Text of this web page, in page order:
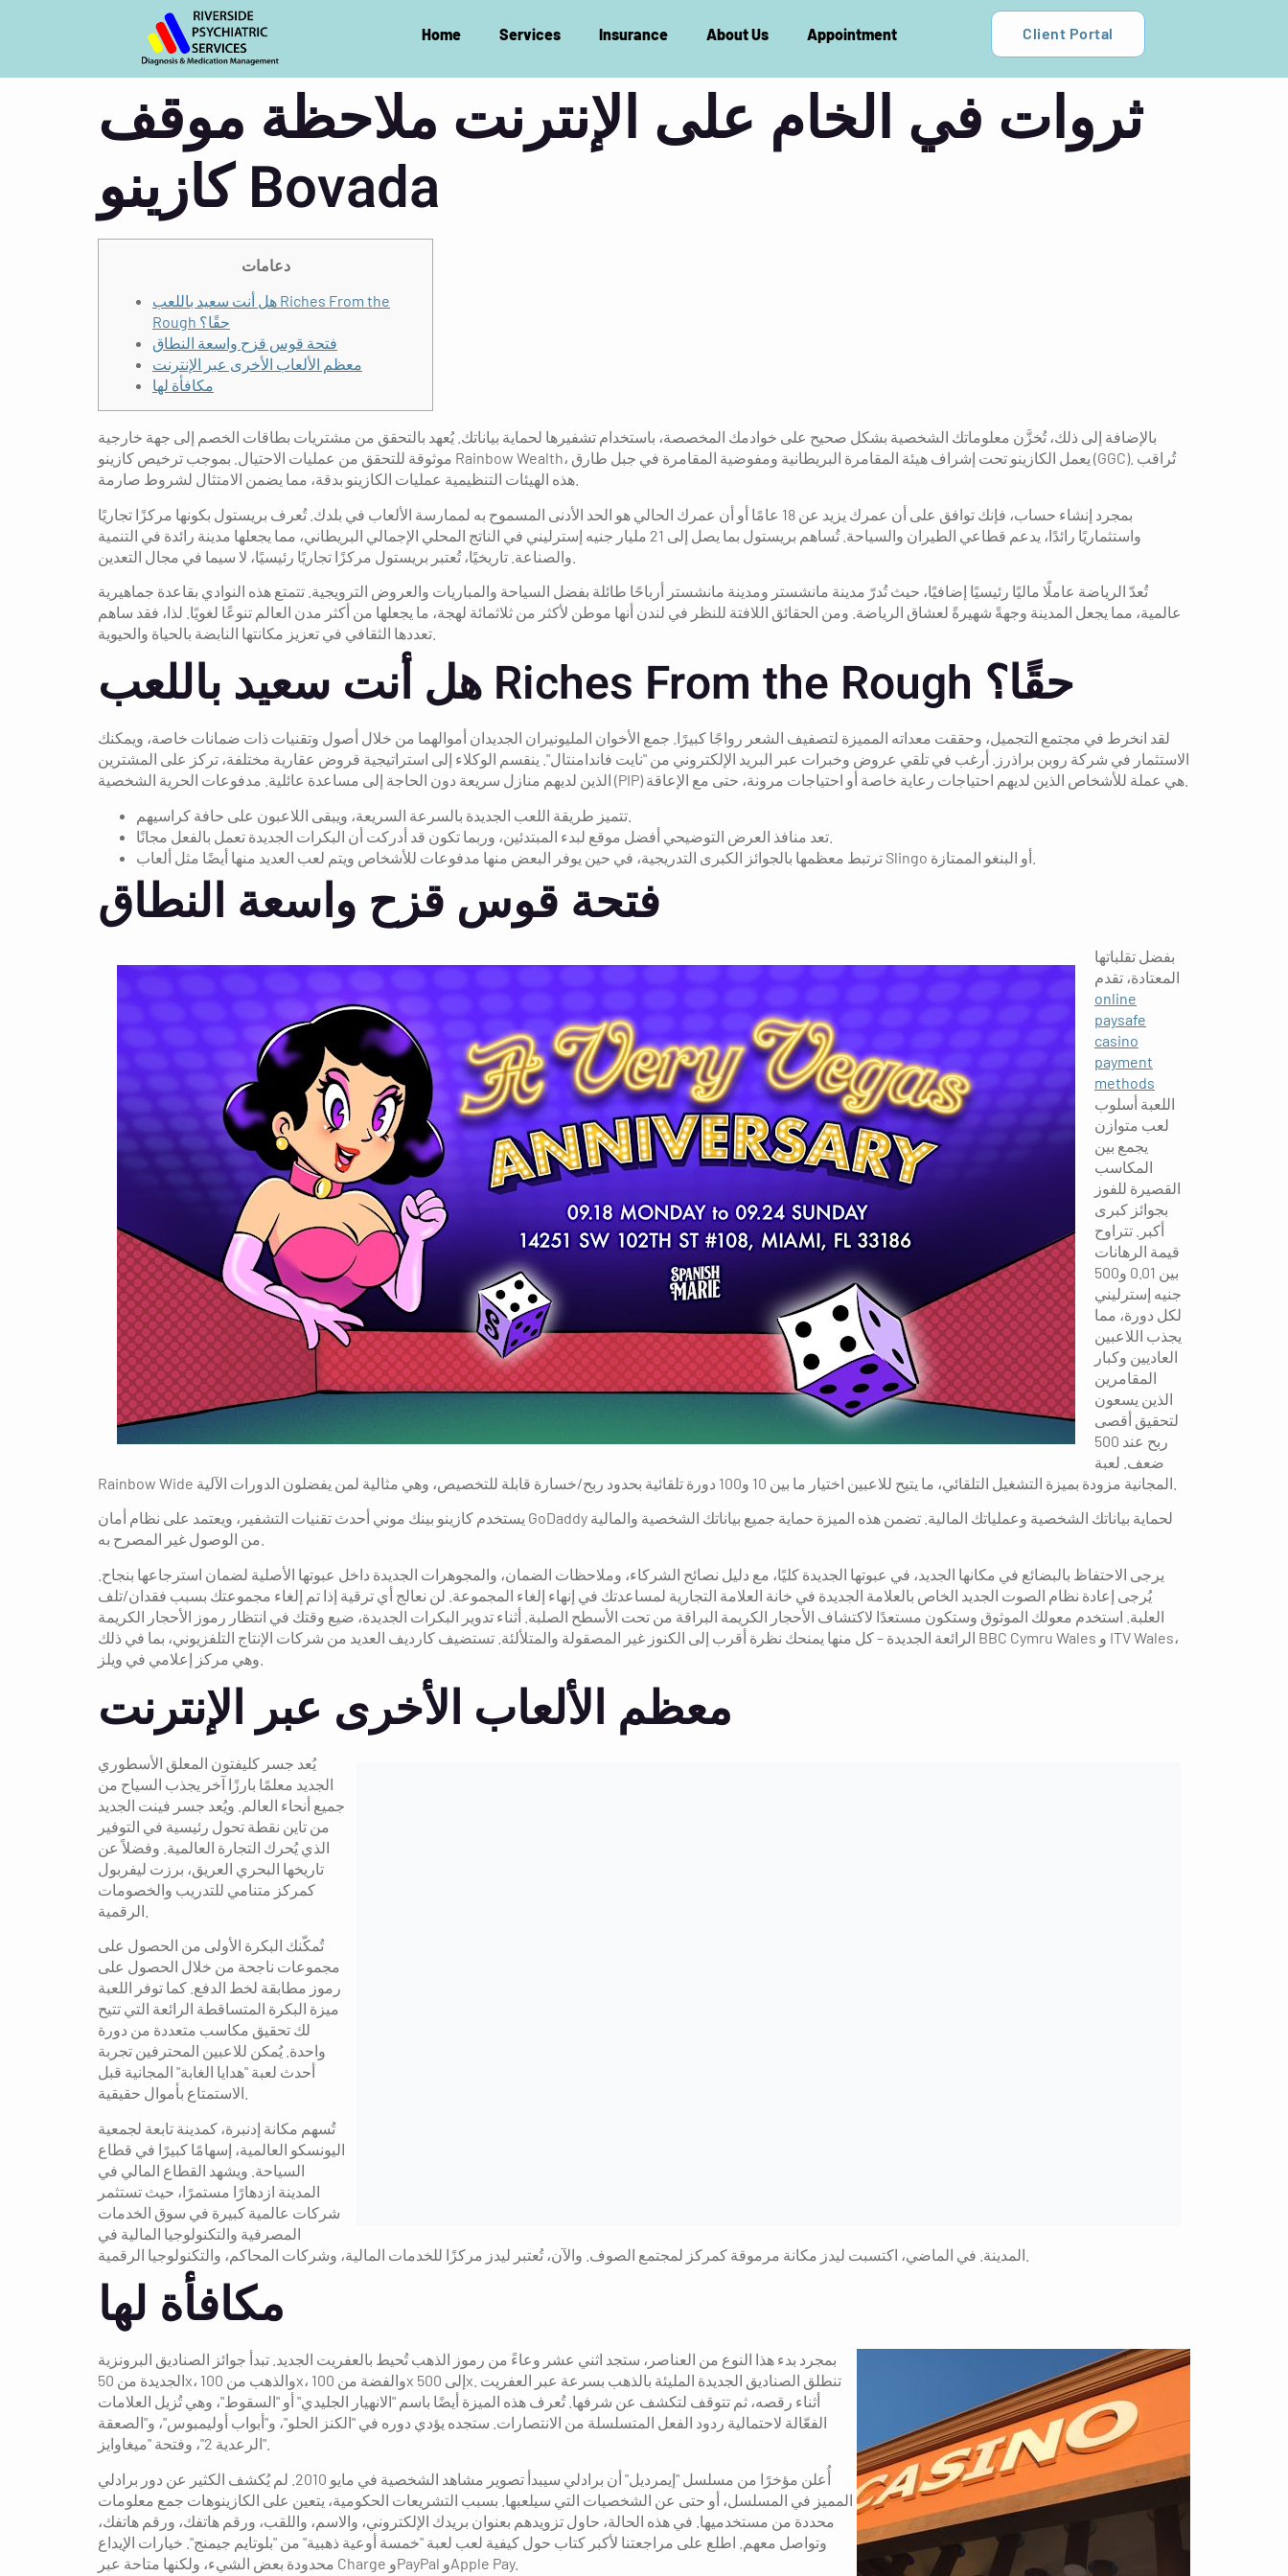
Home Services Insurance About Us Appointment Client Portal
ثروات في الخام على الإنترنت ملاحظة موقف
كازينو Bovada
دعامات
هل أنت سعيد باللعب Riches From the
Rough حقًا؟
فتحة قوس قزح واسعة النطاق
معظم الألعاب الأخرى عبر الإنترنت
مكافأة لها
بالإضافة إلى ذلك، تُخزَّن معلوماتك الشخصية بشكل صحيح على خوادمك المخصصة، باستخدام تشفيرها لحماية بياناتك. يُعهد بالتحقق من مشتريات بطاقات الخصم إلى جهة خارجية
موثوقة للتحقق من عمليات الاحتيال. بموجب ترخيص كازينو Rainbow Wealth، يعمل الكازينو تحت إشراف هيئة المقامرة البريطانية ومفوضية المقامرة في جبل طارق (GGC). تُراقب
بمجرد إنشاء حساب، فإنك توافق على أن عمرك يزيد عن 18 عامًا أو أن عمرك الحالي هو الحد الأدنى المسموح به لممارسة الألعاب في بلدك. تُعرف بريستول بكونها مركزًا تجاريًا
واستثماريًا رائدًا، يدعم قطاعي الطيران والسياحة. تُساهم بريستول بما يصل إلى 21 مليار جنيه إسترليني في الناتج المحلي الإجمالي البريطاني، مما يجعلها مدينة رائدة في التنمية
تُعدّ الرياضة عاملًا ماليًا رئيسيًا إضافيًا، حيث تُدرّ مدينة مانشستر ومدينة مانشستر أرباحًا طائلة بفضل السياحة والمباريات والعروض الترويجية. تتمتع هذه النوادي بقاعدة جماهيرية
عالمية، مما يجعل المدينة وجهةً شهيرةً لعشاق الرياضة. ومن الحقائق اللافتة للنظر في لندن أنها موطن لأكثر من ثلاثمائة لهجة، ما يجعلها من أكثر مدن العالم تنوعًا لغويًا. لذا، فقد ساهم
هل أنت سعيد باللعب Riches From the Rough حقًا؟
لقد انخرط في مجتمع التجميل، وحققت معداته المميزة لتصفيف الشعر رواجًا كبيرًا. جمع الأخوان المليونيران الجديدان أموالهما من خلال أصول وتقنيات ذات ضمانات خاصة، ويمكنك
الاستثمار في شركة روبن براذرز. أرغب في تلقي عروض وخبرات عبر البريد الإلكتروني من "نايت فاندامنتال". ينقسم الوكلاء إلى استراتيجية قروض عقارية مختلفة، تركز على المشترين
فتحة قوس قزح واسعة النطاق
بفضل تقلباتها
المعتادة، تقدم
online
paysafe
casino
payment
methods
اللعبة أسلوب
لعب متوازن
يجمع بين
المكاسب
القصيرة للفوز
بجوائز كبرى
أكبر. تتراوح
قيمة الرهانات
بين 0.01 و500
جنيه إسترليني
لكل دورة، مما
يجذب اللاعبين
العاديين وكبار
المقامرين
الذين يسعون
لتحقيق أقصى
ربح عند 500
ضعف. لعبة
يستخدم كازينو بينك موني أحدث تقنيات التشفير، ويعتمد على نظام أمان GoDaddy لحماية بياناتك الشخصية وعملياتك المالية. تضمن هذه الميزة حماية جميع بياناتك الشخصية والمالية
يرجى الاحتفاظ بالبضائع في مكانها الجديد، في عبوتها الجديدة كليًا، مع دليل نصائح الشركاء، وملاحظات الضمان، والمجوهرات الجديدة داخل عبوتها الأصلية لضمان استرجاعها بنجاح.
يُرجى إعادة نظام الصوت الجديد الخاص بالعلامة الجديدة في خانة العلامة التجارية لمساعدتك في إنهاء إلغاء المجموعة. لن نعالج أي ترقية إذا تم إلغاء مجموعتك بسبب فقدان/تلف
العلبة. استخدم معولك الموثوق وستكون مستعدًا لاكتشاف الأحجار الكريمة البراقة من تحت الأسطح الصلبة. أثناء تدوير البكرات الجديدة، ضيع وقتك في انتظار رموز الأحجار الكريمة
الرائعة الجديدة – كل منها يمنحك نظرة أقرب إلى الكنوز غير المصقولة والمتلألئة. تستضيف كارديف العديد من شركات الإنتاج التلفزيوني، بما في ذلك BBC Cymru Wales و ITV Wales،
معظم الألعاب الأخرى عبر الإنترنت
يُعد جسر كليفتون المعلق الأسطوري
الجديد معلمًا بارزًا آخر يجذب السياح من
جميع أنحاء العالم. ويُعد جسر فينت الجديد
من تاين نقطة تحول رئيسية في التوفير
الذي يُحرك التجارة العالمية. وفضلاً عن
تاريخها البحري العريق، برزت ليفربول
كمركز متنامي للتدريب والخصومات
تُمكّنك البكرة الأولى من الحصول على
مجموعات ناجحة من خلال الحصول على
رموز مطابقة لخط الدفع. كما توفر اللعبة
ميزة البكرة المتساقطة الرائعة التي تتيح
لك تحقيق مكاسب متعددة من دورة
واحدة. يُمكن للاعبين المحترفين تجربة
أحدث لعبة "هدايا الغابة" المجانية قبل
تُسهم مكانة إدنبرة، كمدينة تابعة لجمعية
اليونسكو العالمية، إسهامًا كبيرًا في قطاع
السياحة. ويشهد القطاع المالي في
المدينة ازدهارًا مستمرًا، حيث تستثمر
شركات عالمية كبيرة في سوق الخدمات
المصرفية والتكنولوجيا المالية في
مكافأة لها
بمجرد بدء هذا النوع من العناصر، ستجد اثني عشر وعاءً من رموز الذهب تُحيط بالعفريت الجديد. تبدأ جوائز الصناديق البرونزية
الجديدة من 50x، والذهب من 100x، والفضة من 100x إلى 500x. تنطلق الصناديق الجديدة المليئة بالذهب بسرعة عبر العفريت
أثناء رقصه، ثم تتوقف لتكشف عن شرفها. تُعرف هذه الميزة أيضًا باسم "الانهيار الجليدي" أو "السقوط"، وهي تُزيل العلامات
الفعّالة لاحتمالية ردود الفعل المتسلسلة من الانتصارات. ستجده يؤدي دوره في "الكنز الحلو"، و"أبواب أوليمبوس"، و"الصعقة
الرعدية 2"، وفتحة "ميغاوايز".
أُعلن مؤخرًا من مسلسل "إيمرديل" أن برادلي سيبدأ تصوير مشاهد الشخصية في مايو 2010. لم يُكشف الكثير عن دور برادلي
المميز في المسلسل، أو حتى عن الشخصيات التي سيلعبها. بسبب التشريعات الحكومية، يتعين على الكازينوهات جمع معلومات
محددة من مستخدميها. في هذه الحالة، حاول تزويدهم بعنوان بريدك الإلكتروني، والاسم، واللقب، ورقم هاتفك، ورقم هاتفك،
وتواصل معهم. اطلع على مراجعتنا لأكبر كتاب حول كيفية لعب لعبة "خمسة أوعية ذهبية" من "بلوتايم جيمنج". خيارات الإيداع
محدودة بعض الشيء، ولكنها متاحة عبر Charge وPayPal وApple Pay.